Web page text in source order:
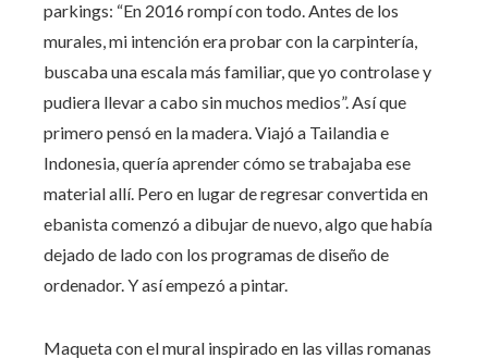
parkings: “En 2016 rompí con todo. Antes de los
murales, mi intención era probar con la carpintería,
buscaba una escala más familiar, que yo controlase y
pudiera llevar a cabo sin muchos medios”. Así que
primero pensó en la madera. Viajó a Tailandia e
Indonesia, quería aprender cómo se trabajaba ese
material allí. Pero en lugar de regresar convertida en
ebanista comenzó a dibujar de nuevo, algo que había
dejado de lado con los programas de diseño de
ordenador. Y así empezó a pintar.
Maqueta con el mural inspirado en las villas romanas